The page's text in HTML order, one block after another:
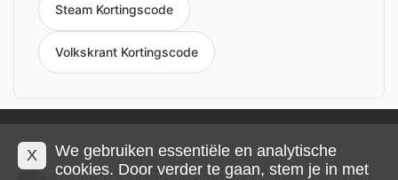
Steam Kortingscode
Volkskrant Kortingscode
Privacy en cookies Impressum Algemene voorwaarden
X
We gebruiken essentiële en analytische
cookies. Door verder te gaan, stem je in met